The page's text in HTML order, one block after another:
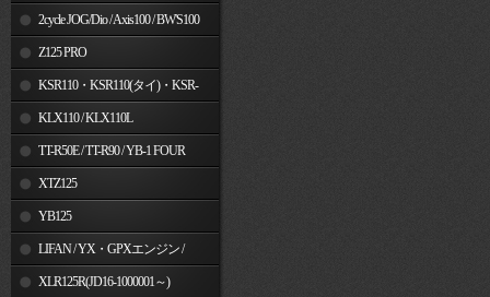
V50 2cycle JOG/Dio / Axis100 / BW'S100
Z125 PRO
KSR110・KSR110(タイ)・KSR-
I/II・KSR PRO
KLX110 / KLX110L
TT-R50E / TT-R90 / YB-1 FOUR
XTZ125
YB125
LIFAN / YX・GPXエンジン /
JinchengXLR125R(JD16-1000001～)